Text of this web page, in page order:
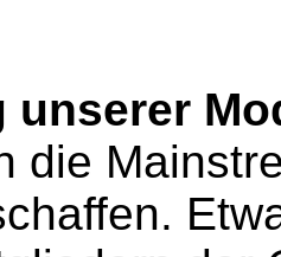
unserer
die